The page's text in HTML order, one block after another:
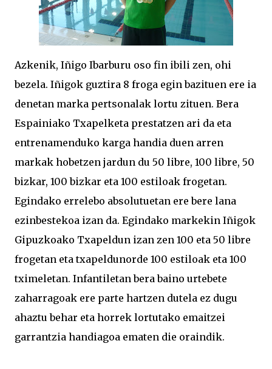
Azkenik, Iñigo Ibarburu oso fin ibili zen, ohi
bezela. Iñigok guztira 8 froga egin bazituen ere ia
denetan marka pertsonalak lortu zituen. Bera
Espainiako Txapelketa prestatzen ari da eta
entrenamenduko karga handia duen arren
markak hobetzen jardun du 50 libre, 100 libre, 50
bizkar, 100 bizkar eta 100 estiloak frogetan.
Egindako errelebo absolutuetan ere bere lana
ezinbestekoa izan da. Egindako markekin Iñigok
Gipuzkoako Txapeldun izan zen 100 eta 50 libre
frogetan eta txapeldunorde 100 estiloak eta 100
tximeletan. Infantiletan bera baino urtebete
zaharragoak ere parte hartzen dutela ez dugu
ahaztu behar eta horrek lortutako emaitzei
garrantzia handiagoa ematen die oraindik.